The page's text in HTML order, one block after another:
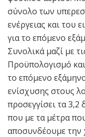
σύνολο των
ενέργειας και του
για το επόμενο
Συνολικά μαζί με
Προϋπολογισμό
το επόμενο
ενίσχυσης στους
προσεγγίσει τα 3,2
που με τα μέτρα
αποσυνδέουμε την